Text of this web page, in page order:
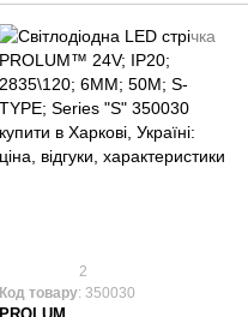
2
Код товару: 350030